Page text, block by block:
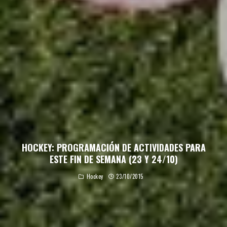
HOCKEY: PROGRAMACIÓN DE ACTIVIDADES PARA
ESTE FIN DE SEMANA (23 Y 24/10)
Hockey 23/10/2015